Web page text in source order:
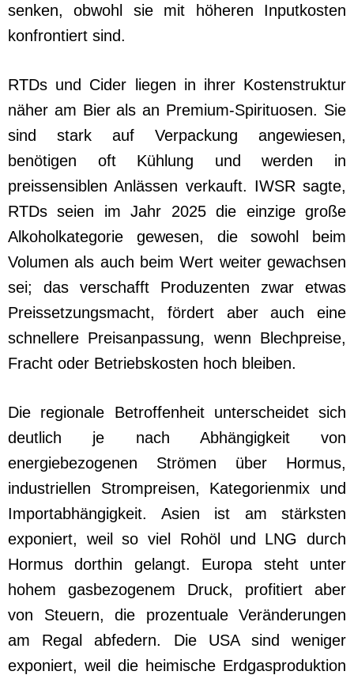
senken, obwohl sie mit höheren Inputkosten
konfrontiert sind.
RTDs und Cider liegen in ihrer Kostenstruktur
näher am Bier als an Premium-Spirituosen. Sie
sind stark auf Verpackung angewiesen,
benötigen oft Kühlung und werden in
preissensiblen Anlässen verkauft. IWSR sagte,
RTDs seien im Jahr 2025 die einzige große
Alkoholkategorie gewesen, die sowohl beim
Volumen als auch beim Wert weiter gewachsen
sei; das verschafft Produzenten zwar etwas
Preissetzungsmacht, fördert aber auch eine
schnellere Preisanpassung, wenn Blechpreise,
Fracht oder Betriebskosten hoch bleiben.
Die regionale Betroffenheit unterscheidet sich
deutlich je nach Abhängigkeit von
energiebezogenen Strömen über Hormus,
industriellen Strompreisen, Kategorienmix und
Importabhängigkeit. Asien ist am stärksten
exponiert, weil so viel Rohöl und LNG durch
Hormus dorthin gelangt. Europa steht unter
hohem gasbezogenem Druck, profitiert aber
von Steuern, die prozentuale Veränderungen
am Regal abfedern. Die USA sind weniger
exponiert, weil die heimische Erdgasproduktion